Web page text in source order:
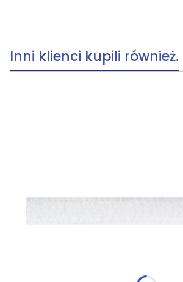
Inni klienci kupili również.